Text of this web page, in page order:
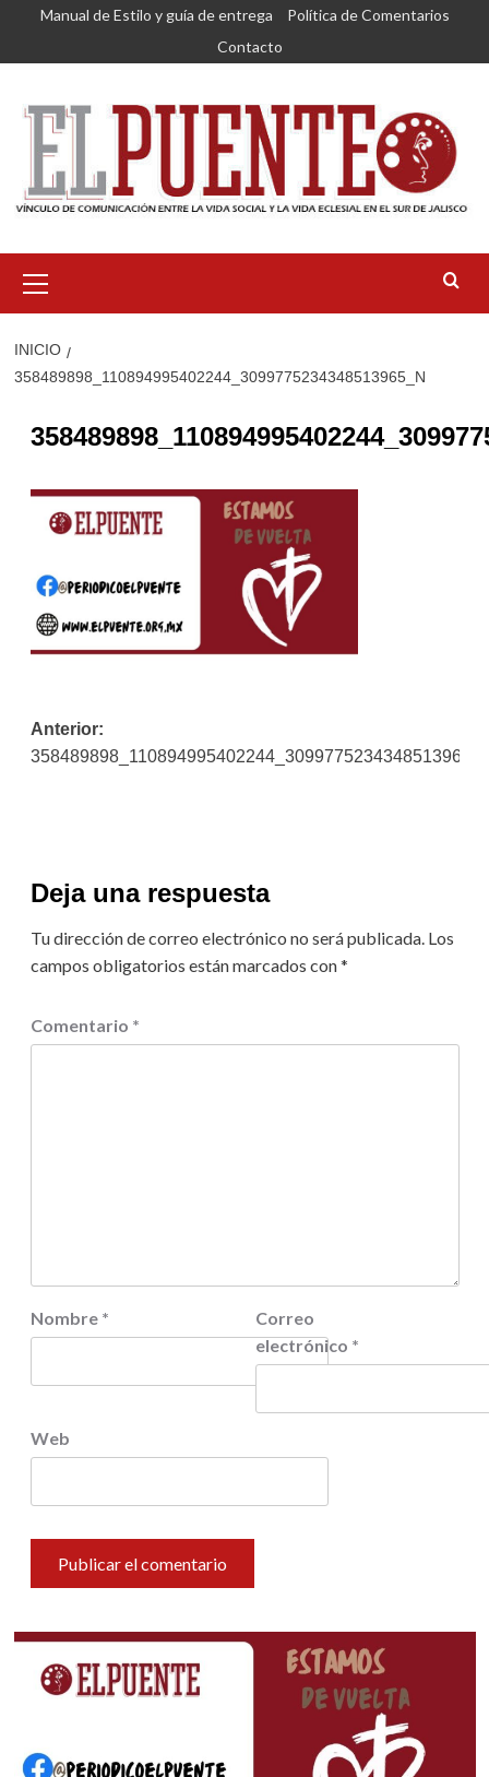
Saltar
contenido
Manual de Estilo y guía de entrega
Política de Comentarios
Contacto
primario
INICIO
358489898_110894995402244_3099775234348513965_N
Navegación
de
Anterior:
Deja una respuesta
Tu dirección de correo electrónico no será publicada. Los
campos obligatorios están marcados con*
Comentario *
Nombre *
Correo
electrónico *
Web